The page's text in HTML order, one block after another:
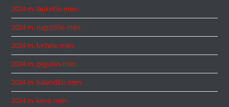
2024 m. lapkričio mėn.
2024 m. rugpjūčio mėn.
2024 m. birželio mėn.
2024 m. gegužės mėn.
2024 m. balandžio mėn.
2024 m. kovo mėn.